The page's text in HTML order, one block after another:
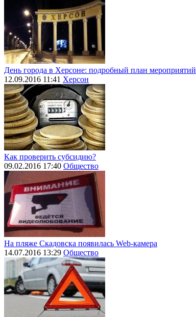
День города в Херсоне: подробный план мероприятий
12.09.2016 11:41 Херсон
Как проверить субсидию?
09.02.2016 17:40 Общество
На пляже Скадовска появилась Web-камера
14.07.2016 13:29 Общество